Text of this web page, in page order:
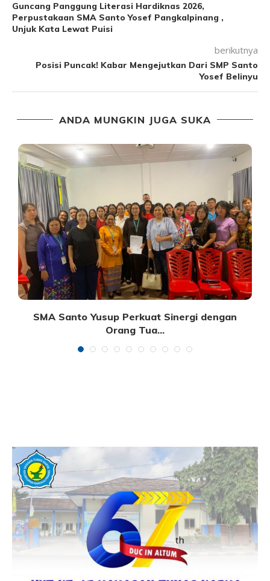
Guncang Panggung Literasi Hardiknas 2026,
Perpustakaan SMA Santo Yosef Pangkalpinang ,
Unjuk Kata Lewat Puisi
berikutnya
Posisi Puncak! Kabar Mengejutkan Dari SMP Santo
Yosef Belinyu
ANDA MUNGKIN JUGA SUKA
SMA Santo Yusup Perkuat Sinergi dengan
Orang Tua...